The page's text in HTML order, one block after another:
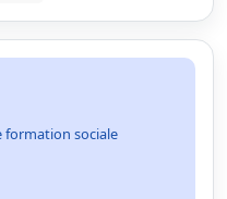
formation sociale